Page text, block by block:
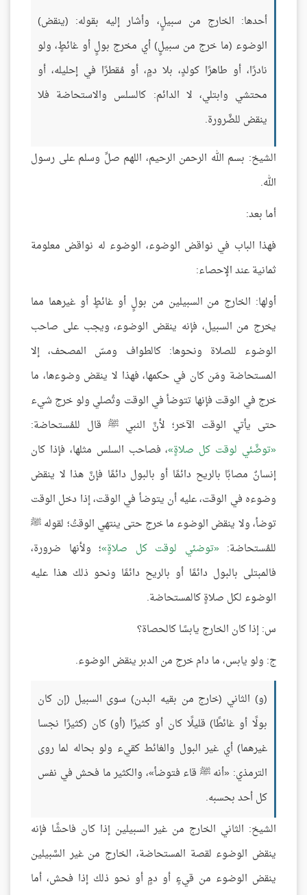
أحدها: الخارج من سبيلٍ، وأشار إليه بقوله: (ينقض)
الوضوء (ما خرج من سبيلٍ) أي مخرج بولٍ أو غائطٍ، ولو
نادرًا، أو طاهرًا كولدٍ، بلا دمٍ، أو مُقطرًا في إحليله، أو
محتشي وابتلي، لا الدائم: كالسلس والاستحاضة فلا
ينقض للضَّرورة.
الشيخ: بسم الله الرحمن الرحيم، اللهم صلِّ وسلم على رسول
الله.
أما بعد:
فهذا الباب في نواقض الوضوء، الوضوء له نواقض معلومة
ثمانية عند الإحصاء:
أولها: الخارج من السبيلين من بولٍ أو غائطٍ أو غيرهما مما
يخرج من السبيل، فإنه ينقض الوضوء، ويجب على صاحب
الوضوء للصلاة ونحوها: كالطواف ومسّ المصحف، إلا
المستحاضة ومَن كان في حكمها، فهذا لا ينقض وضوءها، ما
خرج في الوقت فإنها تتوضأ في الوقت وتُصلي ولو خرج شيء
حتى يأتي الوقت الآخر؛ لأنَّ النبي ﷺ قال للمُستحاضة:
توضَّئي لوقت كل صلاةٍ ، فصاحب السلس مثلها، فإذا كان
إنسانٌ مصابًا بالريح دائمًا أو بالبول دائمًا فإنَّ هذا لا ينقض
وضوءه في الوقت، عليه أن يتوضأ في الوقت، إذا دخل الوقت
توضأ، ولا ينقض الوضوء ما خرج حتى ينتهي الوقتُ؛ لقوله ﷺ
للمُستحاضة: توضئي لوقت كل صلاةٍ ؛ ولأنها ضرورة،
فالمبتلى بالبول دائمًا أو بالريح دائمًا ونحو ذلك هذا عليه
الوضوء لكل صلاةٍ كالمستحاضة.
س: إذا كان الخارج يابسًا كالحصاة؟
ج: ولو يابس، ما دام خرج من الدبر ينقض الوضوء.
(و) الثاني (خارج من بقيه البدن) سوى السبيل (إن كان
بولًا أو غائطًا) قليلًا كان أو كثيرًا (أو) كان (كثيرًا نجسا
غيرهما) أي غير البول والغائط كقيء ولو بحاله لما روى
الترمذي: «أنه ﷺ قاء فتوضأ»، والكثير ما فحش في نفس
كل أحد بحسبه.
الشيخ: الثاني الخارج من غير السبيلين إذا كان فاحشًا فإنه
ينقض الوضوء لقصة المستحاضة، الخارج من غير السَّبيلين
ينقض الوضوء من قيءٍ أو دمٍ أو نحو ذلك إذا فحش، أما